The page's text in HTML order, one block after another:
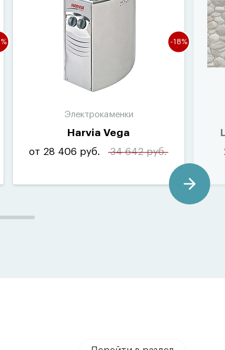
-18%
Электрокаменки
Harvia Vega
от 28 406 руб.
34 642 руб.